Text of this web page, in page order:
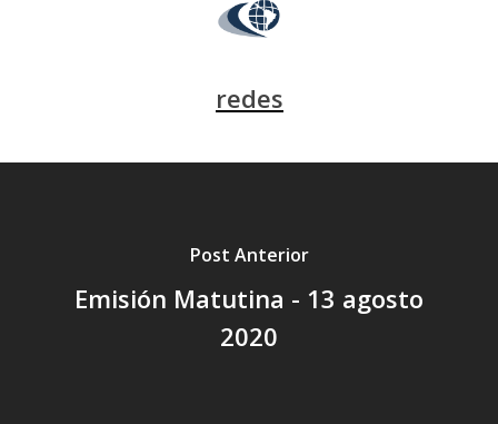
redes
Post Anterior
Emisión Matutina - 13 agosto
2020